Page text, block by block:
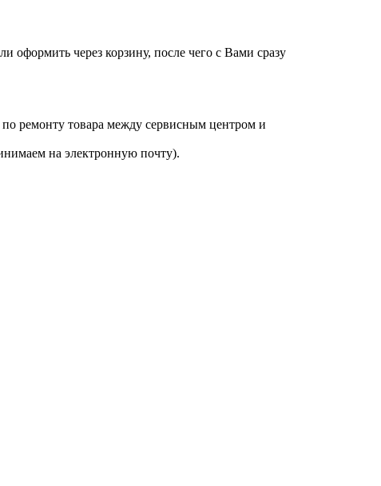
оформить через корзину, после чего с Вами сразу
ремонту товара между сервисным центром и
на электронную почту).